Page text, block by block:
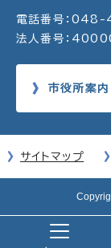
電話番号：
法人番号：
市役所案内
サイトマップ